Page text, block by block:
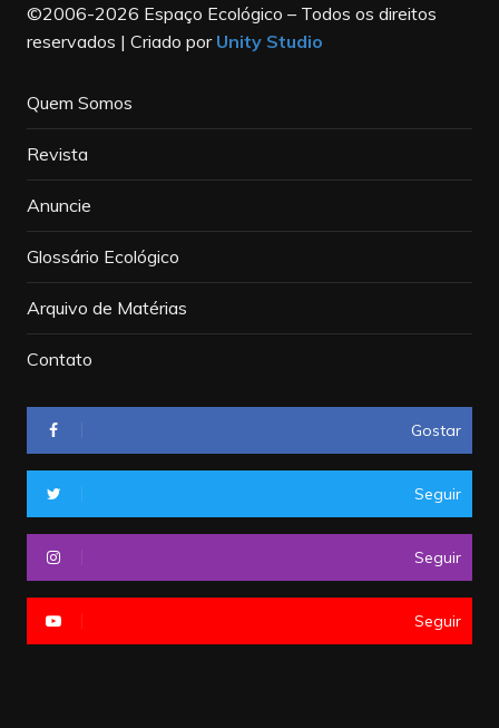
©2006-2026 Espaço Ecológico – Todos os direitos
reservados | Criado por Unity Studio
Quem Somos
Revista
Anuncie
Glossário Ecológico
Arquivo de Matérias
Contato
Gostar
Seguir
Seguir
Seguir